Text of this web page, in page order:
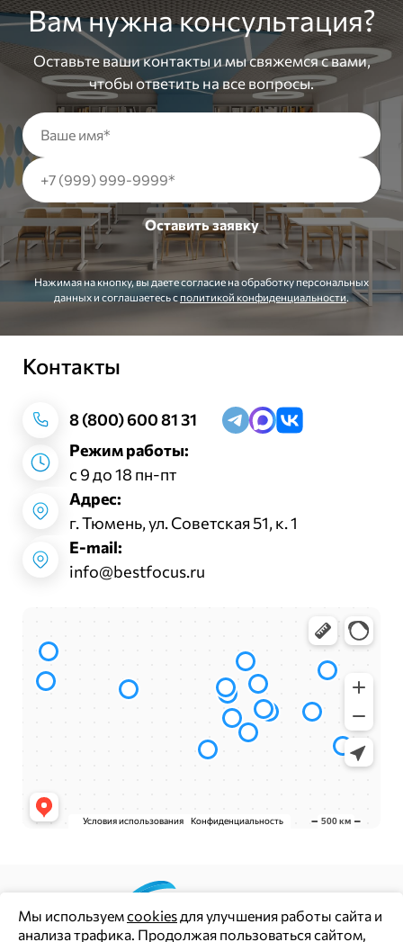
Вам нужна консультация?
Оставьте ваши контакты и мы свяжемся с вами,
чтобы ответить на все вопросы.
Нажимая на кнопку, вы даете согласие на обработку персональных
данных и соглашаетесь c политикой конфиденциальности
Контакты
8 (800) 600 81 31
Режим работы:
с 9 до 18 пн-пт
Адрес:
г. Тюмень, ул. Советская 51, к. 1
E-mail:
info@bestfocus.ru
Мы используемcookies для улучшения работы сайта и
анализа трафика. Продолжая пользоваться сайтом,